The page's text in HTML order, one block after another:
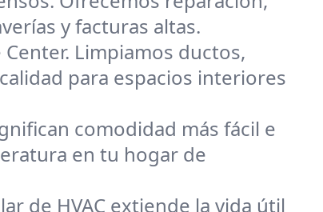
y facturas altas.
Limpiamos ductos,
para espacios interiores
comodidad más fácil e
en tu hogar de
de HVAC extiende la vida útil